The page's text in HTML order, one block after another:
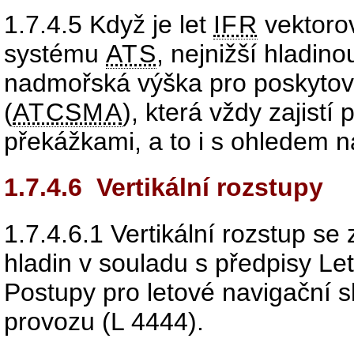
1.7.4.5 Když je let IFR
systému ATS, nejnižší
nadmořská výška pro
(ATCSMA), která vždy zajistí
překážkami, a to i s ohledem
1.7.4.6 Vertikální rozstupy
1.7.4.6.1 Vertikální rozstup se
hladin v souladu s předpisy
Postupy pro letové navigační
provozu (L 4444).